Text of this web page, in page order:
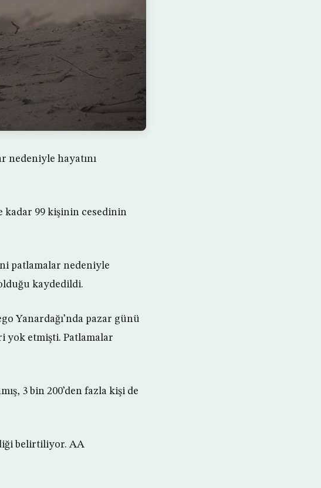
nedeniyle hayatını
kadar 99 kişinin cesedinin
patlamalar nedeniyle
kaydedildi.
Yanardağı’nda pazar günü
yok etmişti. Patlamalar
3 bin 200’den fazla kişi de
belirtiliyor. AA